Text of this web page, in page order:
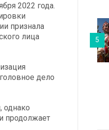
2022 года.
признала
лица
дело
однако
продолжает
5